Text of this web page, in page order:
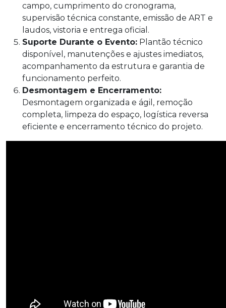
campo, cumprimento do cronograma,
supervisão técnica constante, emissão de ART e
laudos, vistoria e entrega oficial.
Suporte Durante o Evento: Plantão técnico
disponível, manutenções e ajustes imediatos,
acompanhamento da estrutura e garantia de
funcionamento perfeito.
Desmontagem e Encerramento:
Desmontagem organizada e ágil, remoção
completa, limpeza do espaço, logística reversa
eficiente e encerramento técnico do projeto.